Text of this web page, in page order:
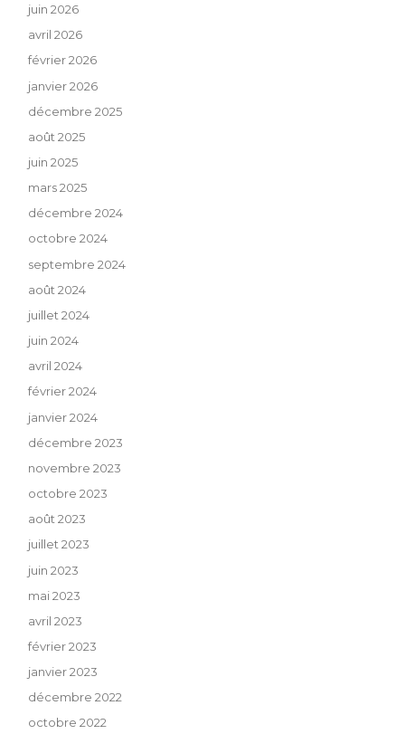
juin 2026
avril 2026
février 2026
janvier 2026
décembre 2025
août 2025
juin 2025
mars 2025
décembre 2024
octobre 2024
septembre 2024
août 2024
juillet 2024
juin 2024
avril 2024
février 2024
janvier 2024
décembre 2023
novembre 2023
octobre 2023
août 2023
juillet 2023
juin 2023
mai 2023
avril 2023
février 2023
janvier 2023
décembre 2022
octobre 2022